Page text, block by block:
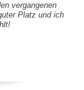
vergangenen
Platz und ich